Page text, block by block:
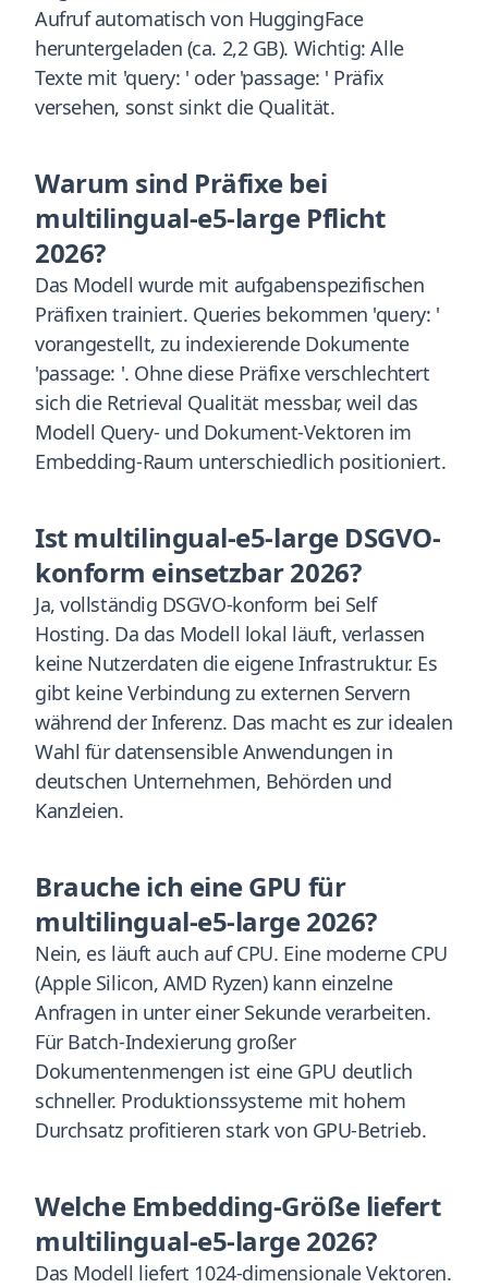
Aufruf automatisch von HuggingFace
heruntergeladen (ca. 2,2 GB). Wichtig: Alle
Texte mit 'query: ' oder 'passage: ' Präfix
versehen, sonst sinkt die Qualität.
Warum sind Präfixe bei
multilingual-e5-large Pflicht
2026?
Das Modell wurde mit aufgabenspezifischen
Präfixen trainiert. Queries bekommen 'query: '
vorangestellt, zu indexierende Dokumente
'passage: '. Ohne diese Präfixe verschlechtert
sich die Retrieval Qualität messbar, weil das
Modell Query- und Dokument-Vektoren im
Embedding-Raum unterschiedlich positioniert.
Ist multilingual-e5-large DSGVO-
konform einsetzbar 2026?
Ja, vollständig DSGVO-konform bei Self
Hosting. Da das Modell lokal läuft, verlassen
keine Nutzerdaten die eigene Infrastruktur. Es
gibt keine Verbindung zu externen Servern
während der Inferenz. Das macht es zur idealen
Wahl für datensensible Anwendungen in
deutschen Unternehmen, Behörden und
Kanzleien.
Brauche ich eine GPU für
multilingual-e5-large 2026?
Nein, es läuft auch auf CPU. Eine moderne CPU
(Apple Silicon, AMD Ryzen) kann einzelne
Anfragen in unter einer Sekunde verarbeiten.
Für Batch-Indexierung großer
Dokumentenmengen ist eine GPU deutlich
schneller. Produktionssysteme mit hohem
Durchsatz profitieren stark von GPU-Betrieb.
Welche Embedding-Größe liefert
multilingual-e5-large 2026?
Das Modell liefert 1024-dimensionale Vektoren.